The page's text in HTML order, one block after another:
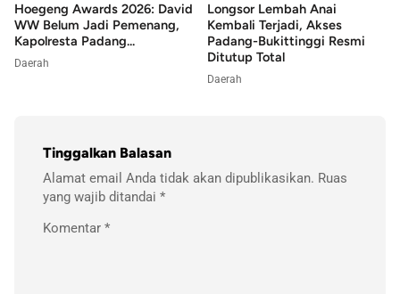
Hoegeng Awards 2026: David
WW Belum Jadi Pemenang,
Kapolresta Padang...
Daerah
Longsor Lembah Anai
Kembali Terjadi, Akses
Padang-Bukittinggi Resmi
Ditutup Total
Daerah
Tinggalkan Balasan
Alamat email Anda tidak akan dipublikasikan. Ruas
yang wajib ditandai *
Komentar *